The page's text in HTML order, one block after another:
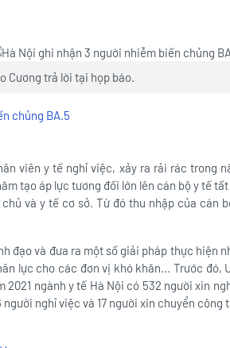
Cương trả lời tại họp báo.
viên y tế nghỉ việc, xảy ra rải rác trong
tạo áp lực tương đối lớn lên cán bộ y tế
và y tế cơ sở. Từ đó thu nhập của cán
đạo và đưa ra một số giải pháp thực hiện
lực cho các đơn vị khó khăn... Trước đó,
2021 ngành y tế Hà Nội có 532 người xin
nghỉ việc và 17 người xin chuyển công